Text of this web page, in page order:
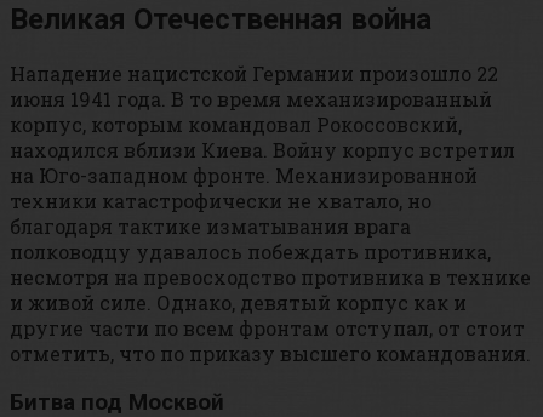
Великая Отечественная война
Нападение нацистской Германии произошло 22
июня 1941 года. В то время механизированный
корпус, которым командовал Рокоссовский,
находился вблизи Киева. Войну корпус встретил
на Юго-западном фронте. Механизированной
техники катастрофически не хватало, но
благодаря тактике изматывания врага
полководцу удавалось побеждать противника,
несмотря на превосходство противника в технике
и живой силе. Однако, девятый корпус как и
другие части по всем фронтам отступал, от стоит
отметить, что по приказу высшего командования.
Битва под Москвой